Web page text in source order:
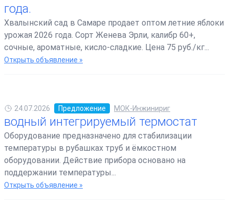
года.
Хвалынский сад в Самаре продает оптом летние яблоки
урожая 2026 года. Сорт Женева Эрли, калибр 60+,
сочные, ароматные, кисло-сладкие. Цена 75 руб./кг...
Открыть объявление »
24.07.2026 Предложение МОК-Инжинириг
водный интегрируемый термостат
Оборудование предназначено для стабилизации
температуры в рубашках труб и ёмкостном
оборудовании. Действие прибора основано на
поддержании температуры...
Открыть объявление »